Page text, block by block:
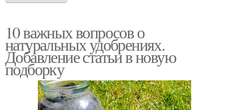
10 важных вопросов о
натуральных удобрениях.
Добавление статьи в новую
подборку